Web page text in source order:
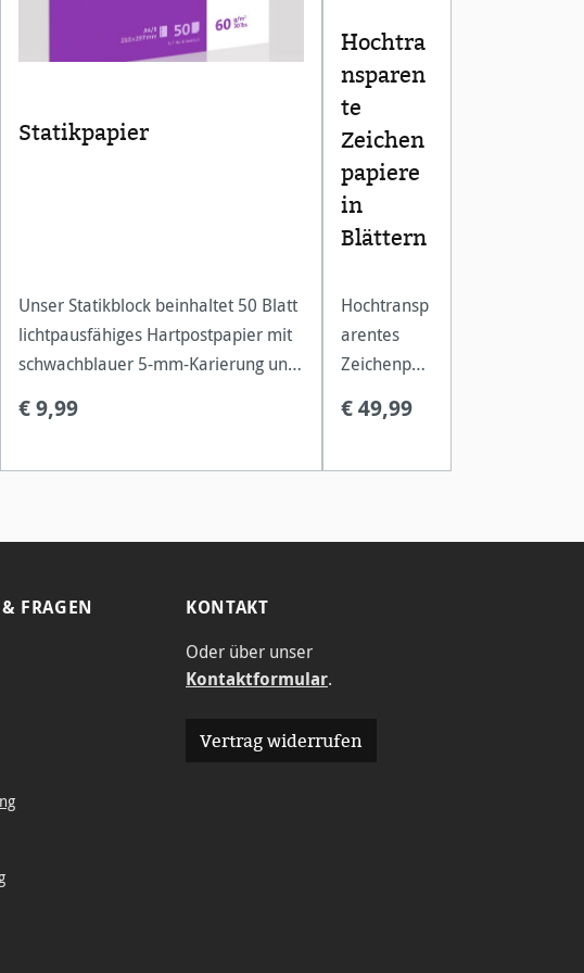
Statikpapier
Unser Statikblock beinhaltet 50 Blatt
lichtpausfähiges Hartpostpapier mit
schwachblauer 5-mm-Karierung und
Unsere technischen Papiere sind für
€ 9,99
Hochtra
nsparen
te
Zeichen
papiere
in
Blättern
Hochtransp
arentes
Zeichenpap
konturensc
Zeichnunge
€ 49,99
FRAGEN
KONTAKT
Oder über unser
Kontaktformular.
Vertrag widerrufen